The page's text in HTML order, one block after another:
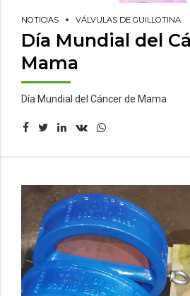
NOTICIAS VÁLVULAS DE GUILLOTINA
Día Mundial del
Mama
Día Mundial del Cáncer de Mama